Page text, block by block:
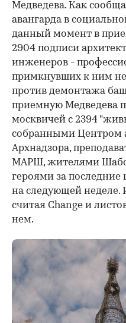
Медведева. Как
авангарда в
данный момент в
2904 подписи
инженеров -
примкнувших к ним
против демонтажа
приемную Медведева
москвичей с 2394
собранными Центром
Архнадзора,
МАРШ, жителями
героями за
на следующей неделе.
считая Change и
нем.